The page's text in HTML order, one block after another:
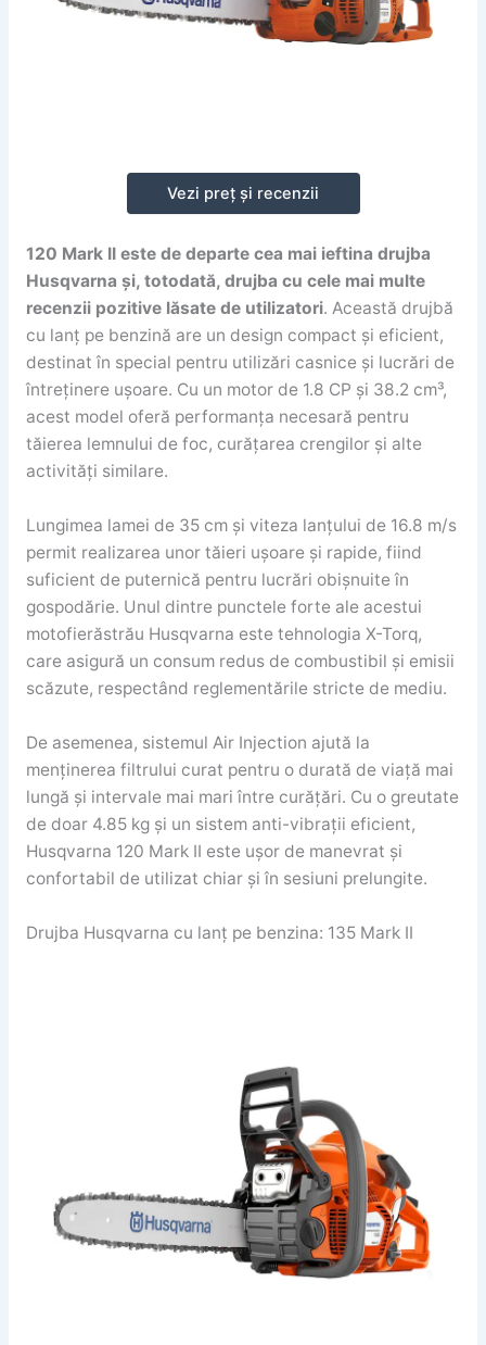
Vezi preț și recenzii
120 Mark II este de departe cea mai ieftina drujba
Husqvarna și, totodată, drujba cu cele mai multe
recenzii pozitive lăsate de utilizatori. Această drujbă
cu lanț pe benzină are un design compact și eficient,
destinat în special pentru utilizări casnice și lucrări de
întreținere ușoare. Cu un motor de 1.8 CP și 38.2 cm³,
acest model oferă performanța necesară pentru
tăierea lemnului de foc, curățarea crengilor și alte
activități similare.
Lungimea lamei de 35 cm și viteza lanțului de 16.8 m/s
permit realizarea unor tăieri ușoare și rapide, fiind
suficient de puternică pentru lucrări obișnuite în
gospodărie. Unul dintre punctele forte ale acestui
motofierăstrău Husqvarna este tehnologia X-Torq,
care asigură un consum redus de combustibil și emisii
scăzute, respectând reglementările stricte de mediu.
De asemenea, sistemul Air Injection ajută la
menținerea filtrului curat pentru o durată de viață mai
lungă și intervale mai mari între curățări. Cu o greutate
de doar 4.85 kg și un sistem anti-vibrații eficient,
Husqvarna 120 Mark II este ușor de manevrat și
confortabil de utilizat chiar și în sesiuni prelungite.
Drujba Husqvarna cu lanț pe benzina: 135 Mark II